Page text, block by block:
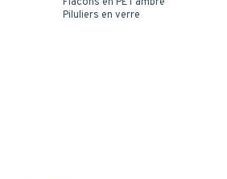
Piluliers en verre